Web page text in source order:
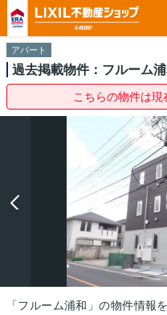
アパート
過去掲載物件：フルーム
こちらの物件は現
「フルーム浦和」の物件情報